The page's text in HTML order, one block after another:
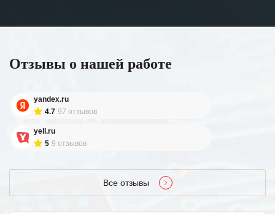
Отзывы о нашей работе
yandex.ru
4.7 97 отзывов
yell.ru
5 9 отзывов
Все отзывы